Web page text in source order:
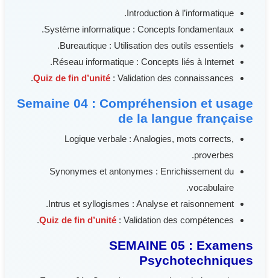
Introduction à l’informatique.
Système informatique : Concepts fondamentaux.
Bureautique : Utilisation des outils essentiels.
Réseau informatique : Concepts liés à Internet.
Quiz de fin d’unité : Validation des connaissances.
Semaine 04 : Compréhension et usage
de la langue française
Logique verbale : Analogies, mots corrects,
proverbes.
Synonymes et antonymes : Enrichissement du
vocabulaire.
Intrus et syllogismes : Analyse et raisonnement.
Quiz de fin d’unité : Validation des compétences.
SEMAINE 05 : Examens
Psychotechniques